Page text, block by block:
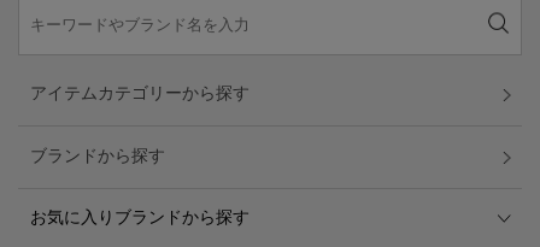
アイテムカテゴリーから探す
ブランドから探す
お気に入りブランドから探す